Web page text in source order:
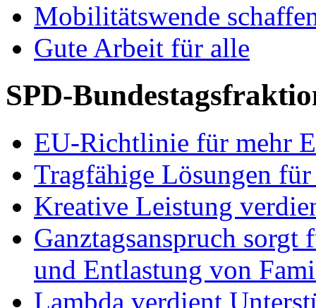
Mobilitätswende
Gute Arbeit für alle
SPD-
EU-Richtlinie für mehr
Tragfähige Lösungen
Kreative Leistung
Ganztagsanspruch
und Entlastung von
Lambda verdient